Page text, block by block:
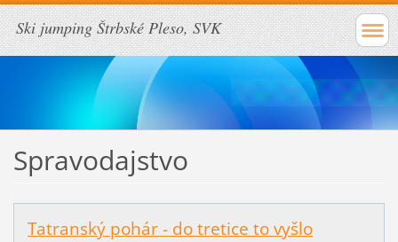
Ski jumping Štrbské Pleso, SVK
Spravodajstvo
Tatranský pohár - do tretice to vyšlo